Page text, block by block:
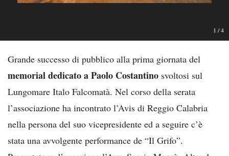
1 /4
Grande successo di pubblico alla prima giornata del
memorial dedicato a Paolo Costantino svoltosi sul
Lungomare Italo Falcomatà. Nel corso della serata
l’associazione ha incontrato l’Avis di Reggio Calabria
nella persona del suo vicepresidente ed a seguire c’è
stata una avvolgente performance de “Il Grifo”.